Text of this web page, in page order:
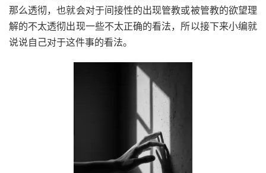
那么透彻，也就会对于间接性的出现管教或被管教的欲望理
解的不太透彻出现一些不太正确的看法，所以接下来小编就
说说自己对于这件事的看法。